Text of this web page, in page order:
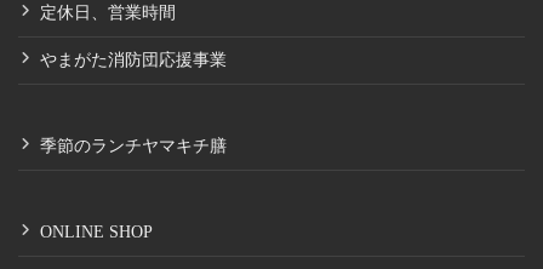
定休日、営業時間
やまがた消防団応援事業
季節のランチヤマキチ膳
ONLINE SHOP